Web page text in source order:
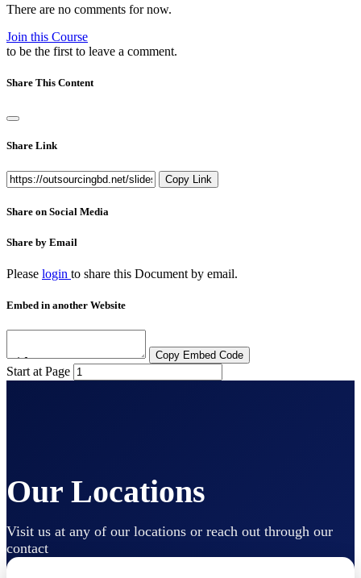
There are no comments for now.
Join this Course
to be the first to leave a comment.
Share This Content
Share Link
Copy Link
Share on Social Media
Share by Email
Please login to share this Document by email.
Embed in another Website
Copy Embed Code
Start at Page
Our Locations
Visit us at any of our locations or reach out through our
contact